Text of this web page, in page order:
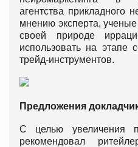
агентства прикладного
мнению эксперта,
своей природе
использовать на этапе
трейд-инструментов.
Предложения
С целью увеличения
рекомендовал